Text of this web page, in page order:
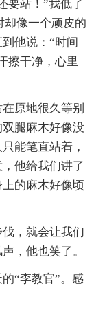
要站！”我低了
却像一个顽皮的
他说：“时间
擦干净，心里
原地很久等别
腿麻木好像没
能笔直站着，
他给我们讲了
的麻木好像顷
，就会让我们
，他也笑了。
“李教官”。感